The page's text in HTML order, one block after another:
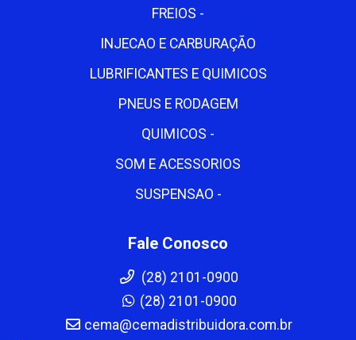
FREIOS -
INJECAO E CARBURAÇÃO
LUBRIFICANTES E QUIMICOS
PNEUS E RODAGEM
QUIMICOS -
SOM E ACESSORIOS
SUSPENSAO -
Fale Conosco
(28) 2101-0900
(28) 2101-0900
cema@cemadistribuidora.com.br